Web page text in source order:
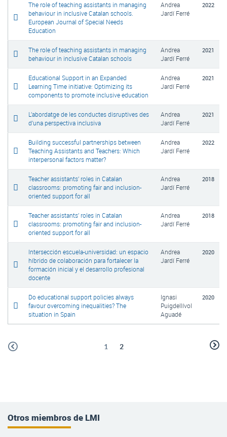
The role of teaching assistants in managing
behaviour in inclusive Catalan schools.
European Journal of Special Needs
Education
Andrea
Jardí Ferré
2022
The role of teaching assistants in managing
behaviour in inclusive Catalan schools
Andrea
Jardí Ferré
2021
Educational Support in an Expanded
Learning Time initiative: Optimizing its
components to promote inclusive education
Andrea
Jardí Ferré
2021
L’abordatge de les conductes disruptives des
d’una perspectiva inclusiva
Andrea
Jardí Ferré
2021
Building successful partnerships between
Teaching Assistants and Teachers: Which
interpersonal factors matter?
Andrea
Jardí Ferré
2022
Teacher assistants’ roles in Catalan
classrooms: promoting fair and inclusion-
oriented support for all
Andrea
Jardí Ferré
2018
Teacher assistants’ roles in Catalan
classrooms: promoting fair and inclusion-
oriented support for all
Andrea
Jardí Ferré
2018
Intersección escuela-universidad: un espacio
híbrido de colaboración para fortalecer la
formación inicial y el desarrollo profesional
docente
Andrea
Jardí Ferré
2020
Do educational support policies always
favour overcoming inequalities? The
situation in Spain
Ignasi
Puigdellívol
Aguadé
2020
1 2
Otros miembros de LMI